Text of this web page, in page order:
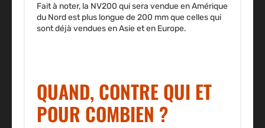
Fait à noter, la NV200 qui sera vendue en Amérique
du Nord est plus longue de 200 mm que celles qui
sont déjà vendues en Asie et en Europe.
QUAND, CONTRE QUI ET
POUR COMBIEN ?